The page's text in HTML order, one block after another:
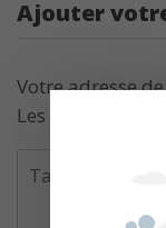
Ajouter
Votre adresse
Les champs